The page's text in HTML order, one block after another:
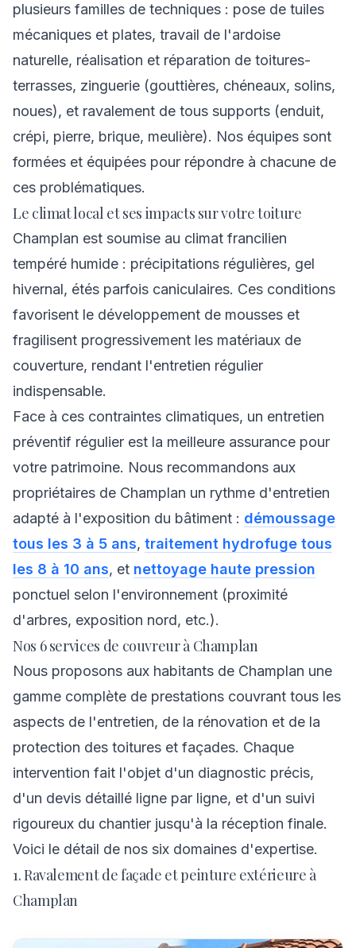
plusieurs familles de techniques : pose de tuiles
mécaniques et plates, travail de l'ardoise
naturelle, réalisation et réparation de toitures-
terrasses, zinguerie (gouttières, chéneaux, solins,
noues), et ravalement de tous supports (enduit,
crépi, pierre, brique, meulière). Nos équipes sont
formées et équipées pour répondre à chacune de
ces problématiques.
Le climat local et ses impacts sur votre toiture
Champlan est soumise au climat francilien
tempéré humide : précipitations régulières, gel
hivernal, étés parfois caniculaires. Ces conditions
favorisent le développement de mousses et
fragilisent progressivement les matériaux de
couverture, rendant l'entretien régulier
indispensable.
Face à ces contraintes climatiques, un entretien
préventif régulier est la meilleure assurance pour
votre patrimoine. Nous recommandons aux
propriétaires de Champlan un rythme d'entretien
adapté à l'exposition du bâtiment : démoussage
tous les 3 à 5 ans, traitement hydrofuge tous
les 8 à 10 ans, et nettoyage haute pression
ponctuel selon l'environnement (proximité
d'arbres, exposition nord, etc.).
Nos 6 services de couvreur à Champlan
Nous proposons aux habitants de Champlan une
gamme complète de prestations couvrant tous les
aspects de l'entretien, de la rénovation et de la
protection des toitures et façades. Chaque
intervention fait l'objet d'un diagnostic précis,
d'un devis détaillé ligne par ligne, et d'un suivi
rigoureux du chantier jusqu'à la réception finale.
Voici le détail de nos six domaines d'expertise.
1. Ravalement de façade et peinture extérieure à
Champlan